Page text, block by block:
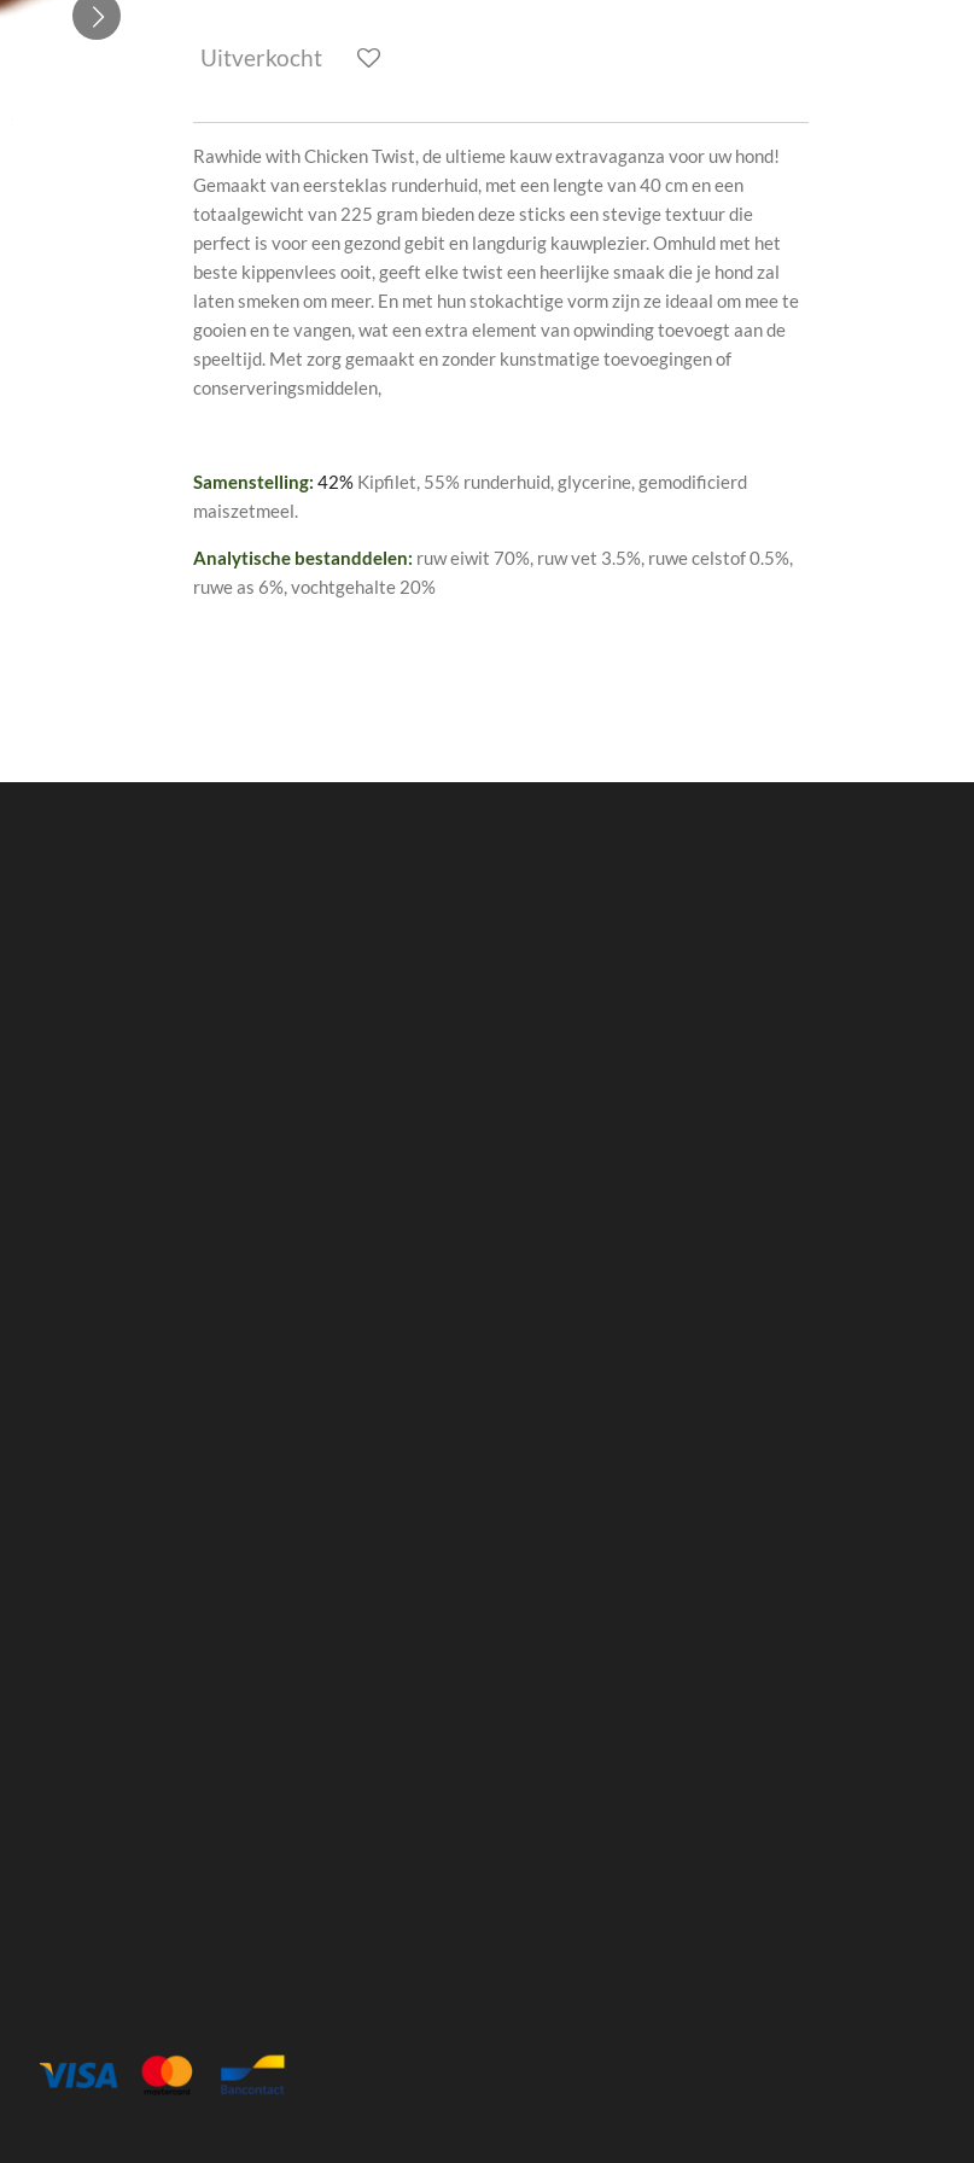
Uitverkocht
Rawhide with Chicken Twist, de ultieme kauw extravaganza voor uw hond!
Gemaakt van eersteklas runderhuid, met een lengte van 40 cm en een
totaalgewicht van 225 gram bieden deze sticks een stevige textuur die
perfect is voor een gezond gebit en langdurig kauwplezier. Omhuld met het
beste kippenvlees ooit, geeft elke twist een heerlijke smaak die je hond zal
laten smeken om meer. En met hun stokachtige vorm zijn ze ideaal om mee te
gooien en te vangen, wat een extra element van opwinding toevoegt aan de
speeltijd. Met zorg gemaakt en zonder kunstmatige toevoegingen of
conserveringsmiddelen,
Samenstelling: 42% Kipfilet, 55% runderhuid, glycerine, gemodificierd
maiszetmeel.
Analytische bestanddelen: ruw eiwit 70%, ruw vet 3.5%, ruwe celstof 0.5%,
ruwe as 6%, vochtgehalte 20%